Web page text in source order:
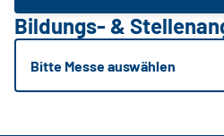
Bildungs- &
Bitte Messe auswählen